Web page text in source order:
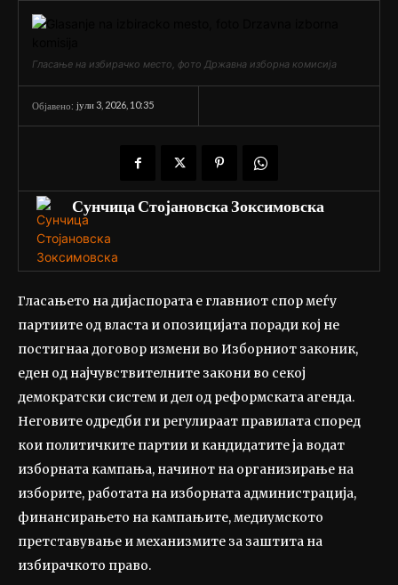
Гласање на избирачко место, фото Државна изборна комисија
Објавено: јули 3, 2026, 10:35
Сунчица Стојановска Зоксимовска
Гласањето на дијаспората е главниот спор меѓу
партиите од власта и опозицијата поради кој не
постигнаа договор измени во Изборниот законик,
еден од најчувствителните закони во секој
демократски систем и дел од реформската агенда.
Неговите одредби ги регулираат правилата според
кои политичките партии и кандидатите ја водат
изборната кампања, начинот на организирање на
изборите, работата на изборната администрација,
финансирањето на кампањите, медиумското
претставување и механизмите за заштита на
избирачкото право.